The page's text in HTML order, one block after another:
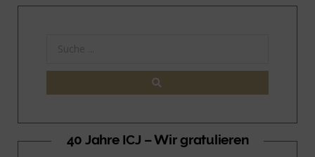
40 Jahre ICJ – Wir gratulieren